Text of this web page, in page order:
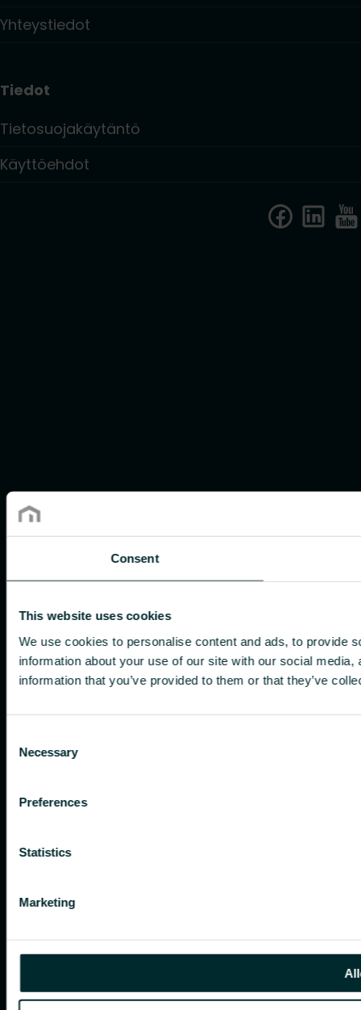
Consent
This website uses cookies
We use cookies to personalise content and ads, to provide
information about your use of our site with our social
information that you’ve provided to them or that they’ve
Selection
Necessary
Preferences
Statistics
Marketing
Yhteystiedot
Tiedot
Tietosuojakäytäntö
Käyttöehdot